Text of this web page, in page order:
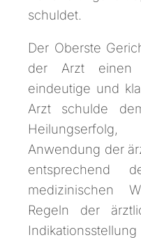
schuldet.
Der Oberste
der Arzt einen
eindeutige und
Arzt schulde
Anwendung der
entsprechend
medizinischen
Regeln der